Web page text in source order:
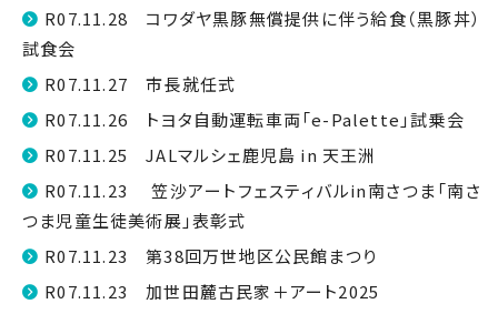
R07.11.28 コワダヤ黒豚無償提供に伴う給食（黒豚丼）
試食会
R07.11.27 市長就任式
R07.11.26 トヨタ自動運転車両「e-Palette」試乗会
R07.11.25 JALマルシェ鹿児島 in 天王洲
R07.11.23 笠沙アートフェスティバルin南さつま「南さ
つま児童生徒美術展」表彰式
R07.11.23 第38回万世地区公民館まつり
R07.11.23 加世田麓古民家＋アート2025